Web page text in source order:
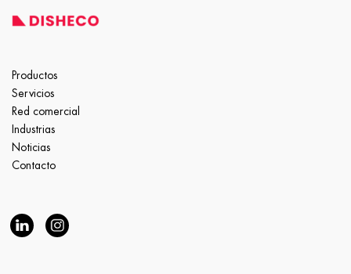
Productos
Servicios
Red comercial
Industrias
Noticias
Contacto